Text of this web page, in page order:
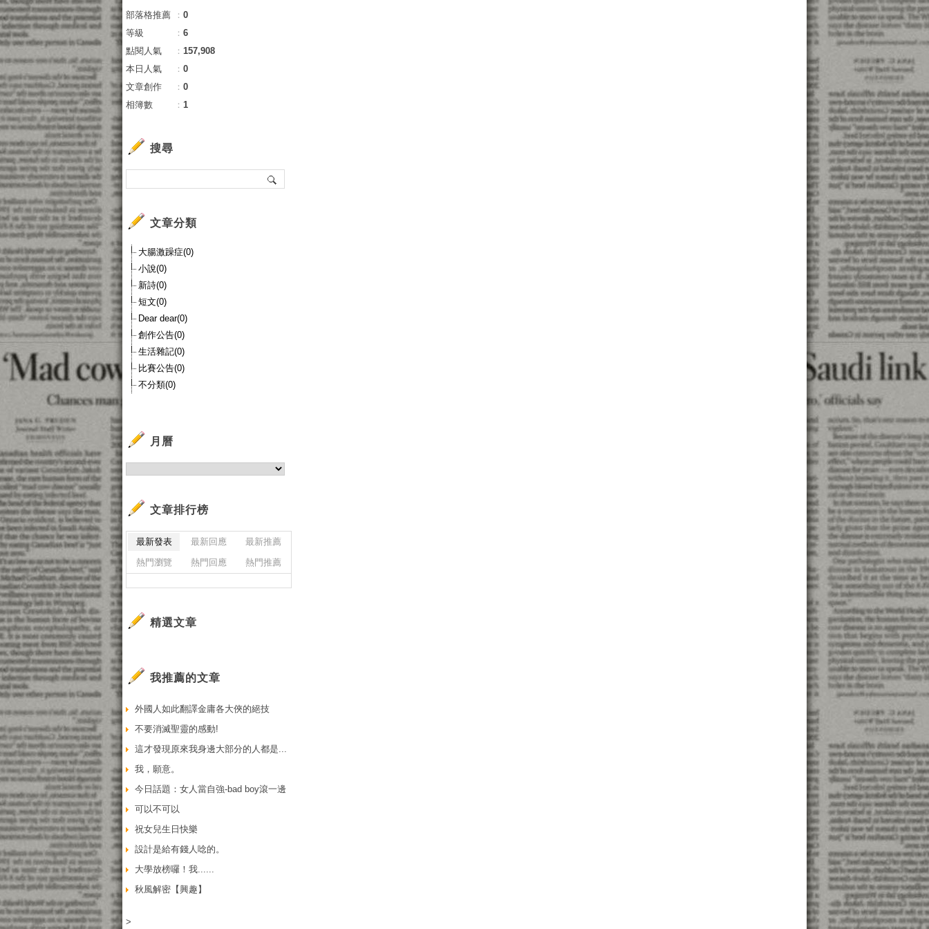
部落格推薦 ： 0
等級
： 6
點閱人氣
： 157,908
本日人氣
： 0
文章創作
： 0
相簿數
： 1
搜尋
文章分類
大腸激躁症(0)
小說(0)
新詩(0)
短文(0)
Dear dear(0)
創作公告(0)
生活雜記(0)
比賽公告(0)
不分類(0)
月曆
文章排行榜
最新發表 最新回應
最新推薦
熱門瀏覽
熱門回應 熱門推薦
精選文章
我推薦的文章
外國人如此翻譯金庸各大俠的絕技
不要消滅聖靈的感動!
這才發現原來我身邊大部分的人都是...
我，願意。
今日話題：女人當自強-bad boy滾一邊
可以不可以
祝女兒生日快樂
設計是給有錢人唸的。
大學放榜囉！我......
秋風解密【興趣】
>